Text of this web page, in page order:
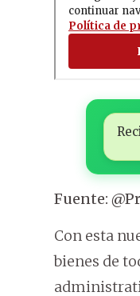
Fuente:
Con esta
bienes de